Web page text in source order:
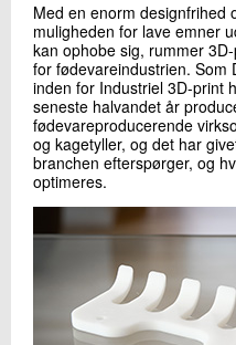
Med en enorm designfrihed
muligheden for lave emner
kan ophobe sig, rummer
for fødevareindustrien. Som
inden for Industriel 3D-print
seneste halvandet år
fødevareproducerende
og kagetyller, og det har
branchen efterspørger, og
optimeres.